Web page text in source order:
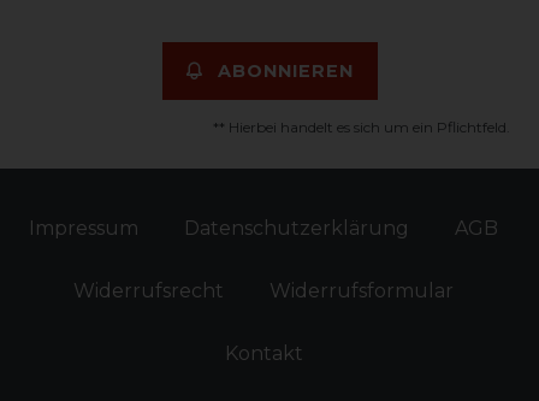
ABONNIEREN
** Hierbei handelt es sich um ein Pflichtfeld.
Impressum Daten­schutz­erklärung AGB
Widerrufs­recht Widerrufs­formular
Kontakt